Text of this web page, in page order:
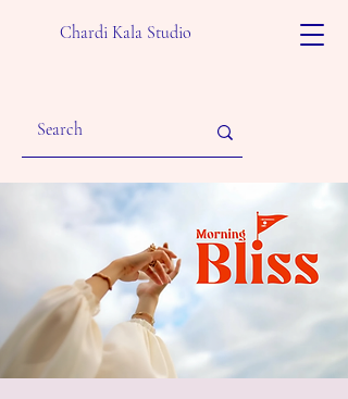
Chardi Kala Studio